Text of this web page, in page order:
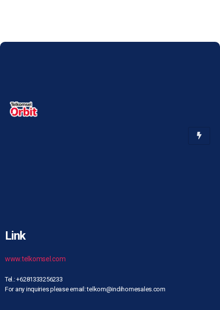
Link
www.telkomsel.com
Tel.: +6281333256233
For any inquiries please email: telkom@indihomesales.com